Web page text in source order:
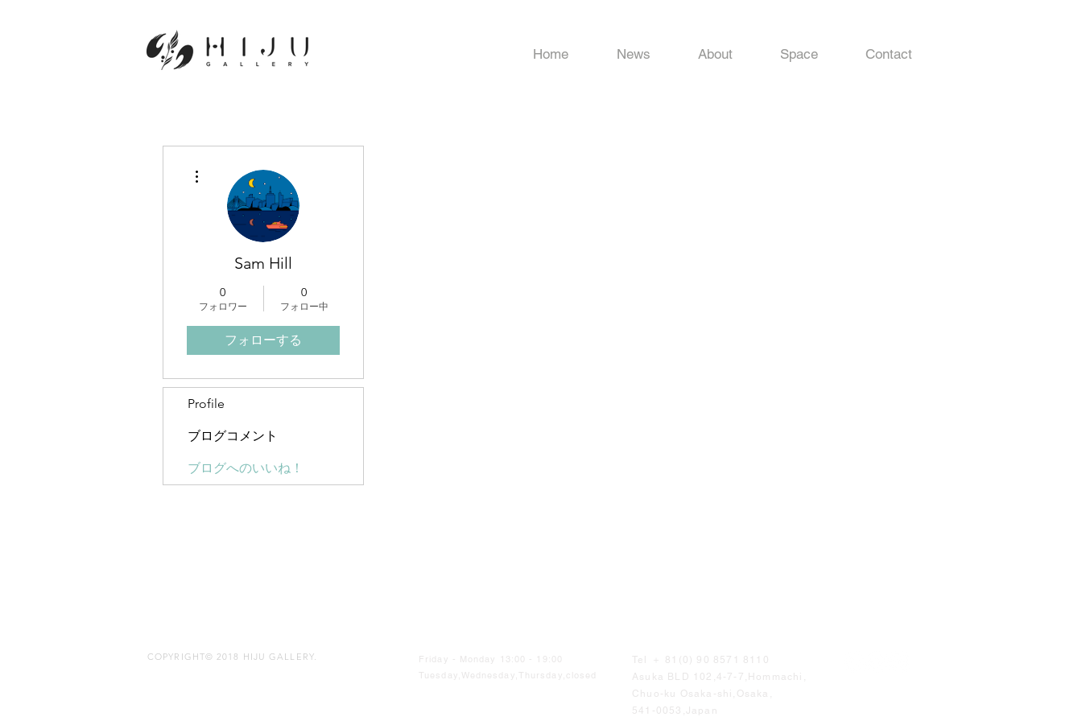
Home News About Space Contact
Sam Hill
0
フォロワー
0
フォロー中
フォローする
Profile
ブログコメント
ブログへのいいね！
COPYRIGHT© 2018 HIJU GALLERY.
Friday - Monday 13:00 - 19:00
Tuesday,Wednesday,Thursday,closed
Tel ＋ 81(0) 90 8571 8110
Asuka BLD 102,4-7-7,Hommachi,
Chuo-ku Osaka-shi,Osaka,
541-0053,Japan